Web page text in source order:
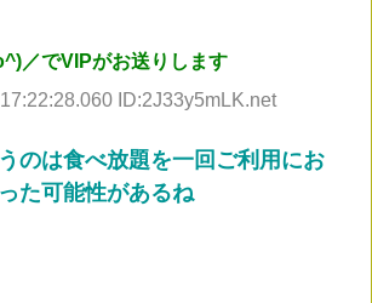
／でVIPがお送りします
ID:2J33y5mLK.net
のは食べ放題を一回ご利用にお
た可能性があるね